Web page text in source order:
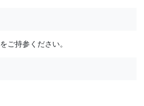
ご持参ください。